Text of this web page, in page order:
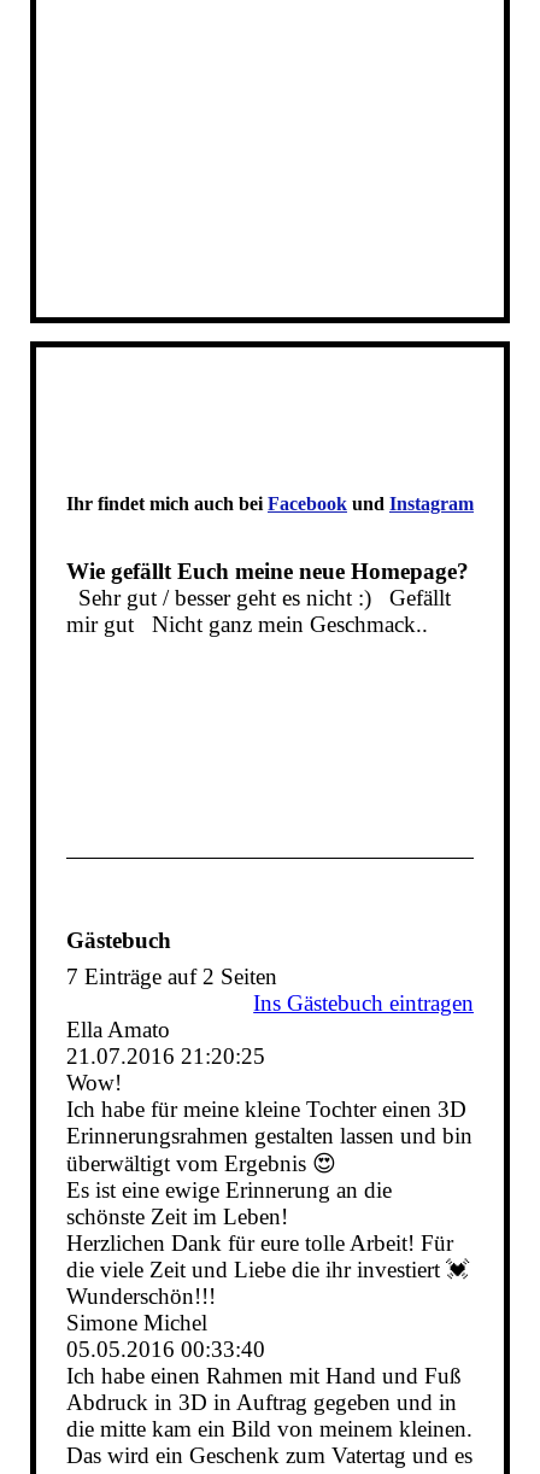
Ihr findet mich auch bei Facebookund Instagram
Wie gefällt Euch meine neue Homepage?
Sehr gut / besser geht es nicht :)
Gefällt
mir gut
Nicht ganz mein Geschmack..
Gästebuch
7 Einträge auf 2 Seiten
Ins Gästebuch eintragen
Ella Amato
21.07.2016 21:20:25
Wow!
Ich habe für meine kleine Tochter einen 3D
Erinnerungsrahmen gestalten lassen und bin
überwältigt vom Ergebnis 😍
Es ist eine ewige Erinnerung an die
schönste Zeit im Leben!
Herzlichen Dank für eure tolle Arbeit! Für
die viele Zeit und Liebe die ihr investiert 💓
Wunderschön!!!
Simone Michel
05.05.2016 00:33:40
Ich habe einen Rahmen mit Hand und Fuß
Abdruck in 3D in Auftrag gegeben und in
die mitte kam ein Bild von meinem kleinen.
Das wird ein Geschenk zum Vatertag und es